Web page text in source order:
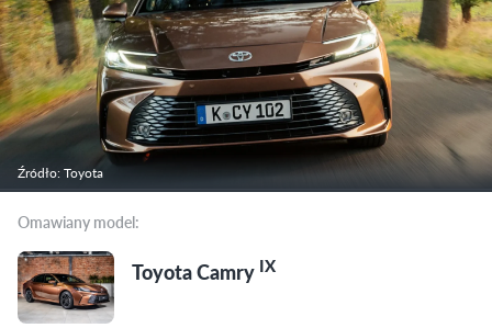
Źródło: Toyota
Omawiany model:
Toyota Camry IX